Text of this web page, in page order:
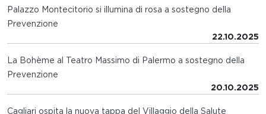
Palazzo Montecitorio si illumina di rosa a sostegno della
Prevenzione
22.10.2025
La Bohème al Teatro Massimo di Palermo a sostegno della
Prevenzione
20.10.2025
Cagliari ospita la nuova tappa del Villaggio della Salute